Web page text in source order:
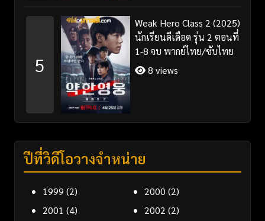
5
Weak Hero Class 2 (2025)
นักเรียนดีเดือด รุ่น 2 ตอนที่
1-8 จบ พากย์ไทย/ซับไทย
8 views
ปีที่วิดีโอวางจำหน่าย
1999 (2) 2000 (2)
2001 (4) 2002 (2)